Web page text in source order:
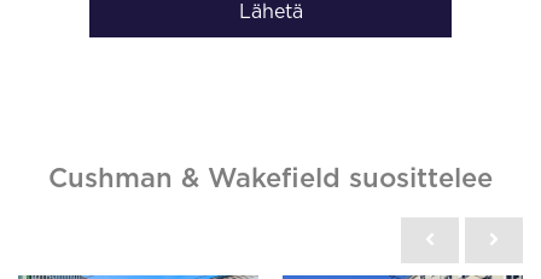
Lähetä
Cushman & Wakefield suosittelee